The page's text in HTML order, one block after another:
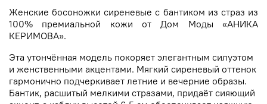
Женские босоножки сиреневые с бантиком из страз из
100% премиальной кожи от Дом Моды «АНИКА
КЕРИМОВА».
Эта утончённая модель покоряет элегантным силуэтом
и женственными акцентами. Мягкий сиреневый оттенок
гармонично подчеркивает летние и вечерние образы.
Бантик, расшитый мелкими стразами, придаёт сияющий